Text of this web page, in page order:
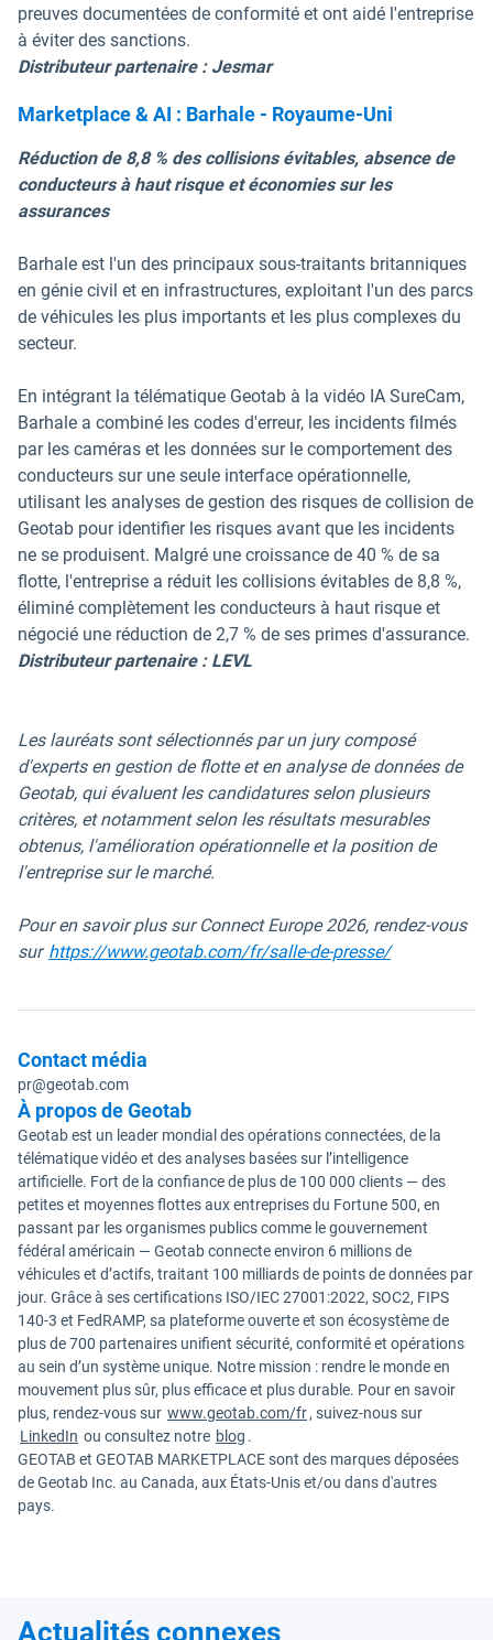
preuves documentées de conformité et ont aidé l'entreprise
à éviter des sanctions.
Distributeur partenaire : Jesmar
Marketplace & AI : Barhale - Royaume-Uni
Réduction de 8,8 % des collisions évitables, absence de
conducteurs à haut risque et économies sur les
assurances
Barhale est l'un des principaux sous-traitants britanniques
en génie civil et en infrastructures, exploitant l'un des parcs
de véhicules les plus importants et les plus complexes du
secteur.
En intégrant la télématique Geotab à la vidéo IA SureCam,
Barhale a combiné les codes d'erreur, les incidents filmés
par les caméras et les données sur le comportement des
conducteurs sur une seule interface opérationnelle,
utilisant les analyses de gestion des risques de collision de
Geotab pour identifier les risques avant que les incidents
ne se produisent. Malgré une croissance de 40 % de sa
flotte, l'entreprise a réduit les collisions évitables de 8,8 %,
éliminé complètement les conducteurs à haut risque et
négocié une réduction de 2,7 % de ses primes d'assurance.
Distributeur partenaire : LEVL
Les lauréats sont sélectionnés par un jury composé
d'experts en gestion de flotte et en analyse de données de
Geotab, qui évaluent les candidatures selon plusieurs
critères, et notamment selon les résultats mesurables
obtenus, l'amélioration opérationnelle et la position de
l'entreprise sur le marché.
Pour en savoir plus sur Connect Europe 2026, rendez-vous
sur https://www.geotab.com/fr/salle-de-presse/
Contact média
pr@geotab.com
À propos de Geotab
Geotab est un leader mondial des opérations connectées, de la
télématique vidéo et des analyses basées sur l’intelligence
artificielle. Fort de la confiance de plus de 100 000 clients — des
petites et moyennes flottes aux entreprises du Fortune 500, en
passant par les organismes publics comme le gouvernement
fédéral américain — Geotab connecte environ 6 millions de
véhicules et d’actifs, traitant 100 milliards de points de données par
jour. Grâce à ses certifications ISO/IEC 27001:2022, SOC2, FIPS
140-3 et FedRAMP, sa plateforme ouverte et son écosystème de
plus de 700 partenaires unifient sécurité, conformité et opérations
au sein d’un système unique. Notre mission : rendre le monde en
mouvement plus sûr, plus efficace et plus durable. Pour en savoir
plus, rendez-vous sur www.geotab.com/fr, suivez-nous sur
LinkedIn ou consultez notre blog .
GEOTAB et GEOTAB MARKETPLACE sont des marques déposées
de Geotab Inc. au Canada, aux États-Unis et/ou dans d'autres
pays.
Actualités connexes